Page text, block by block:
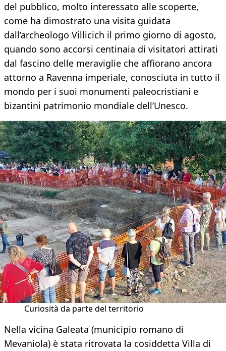
del pubblico, molto interessato alle scoperte,
come ha dimostrato una visita guidata
dall’archeologo Villicich il primo giorno di agosto,
quando sono accorsi centinaia di visitatori attirati
dal fascino delle meraviglie che affiorano ancora
attorno a Ravenna imperiale, conosciuta in tutto il
mondo per i suoi monumenti paleocristiani e
bizantini patrimonio mondiale dell’Unesco.
Curiosità da parte del territorio
Nella vicina Galeata (municipio romano di
Mevaniola) è stata ritrovata la cosiddetta Villa di